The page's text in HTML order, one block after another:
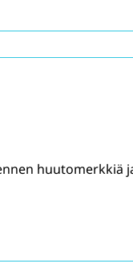
huutomerkkiä